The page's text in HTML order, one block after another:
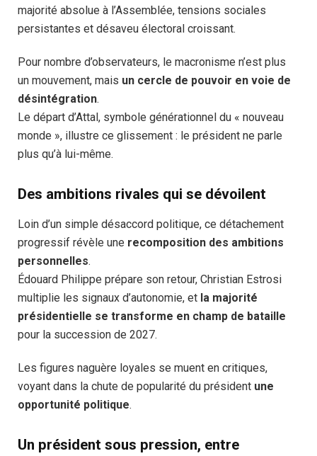
majorité absolue à l’Assemblée, tensions sociales
persistantes et désaveu électoral croissant.
Pour nombre d’observateurs, le macronisme n’est plus
un mouvement, mais un cercle de pouvoir en voie de
désintégration.
Le départ d’Attal, symbole générationnel du « nouveau
monde », illustre ce glissement : le président ne parle
plus qu’à lui-même.
Des ambitions rivales qui se dévoilent
Loin d’un simple désaccord politique, ce détachement
progressif révèle une recomposition des ambitions
personnelles.
Édouard Philippe prépare son retour, Christian Estrosi
multiplie les signaux d’autonomie, et la majorité
présidentielle se transforme en champ de bataille
pour la succession de 2027.
Les figures naguère loyales se muent en critiques,
voyant dans la chute de popularité du président une
opportunité politique.
Un président sous pression, entre